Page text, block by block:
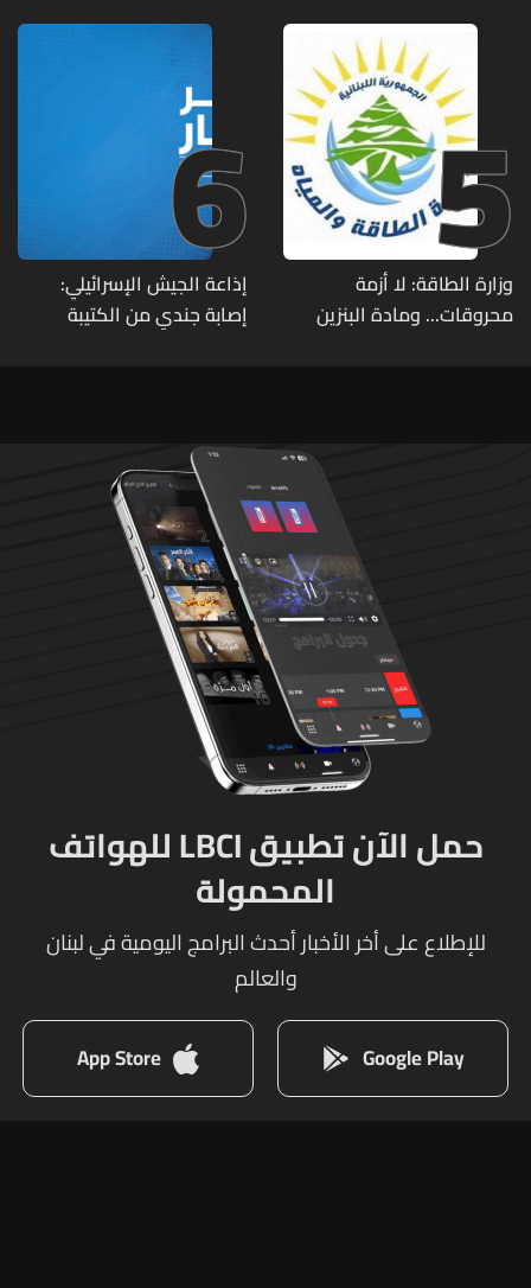
5
وزارة الطاقة: لا أزمة
محروقات... ومادة البنزين
6
إذاعة الجيش الإسرائيلي:
إصابة جندي من الكتيبة
حمل الآن تطبيق LBCI للهواتف
المحمولة
للإطلاع على أخر الأخبار أحدث البرامج اليومية في لبنان
والعالم
Google Play
App Store